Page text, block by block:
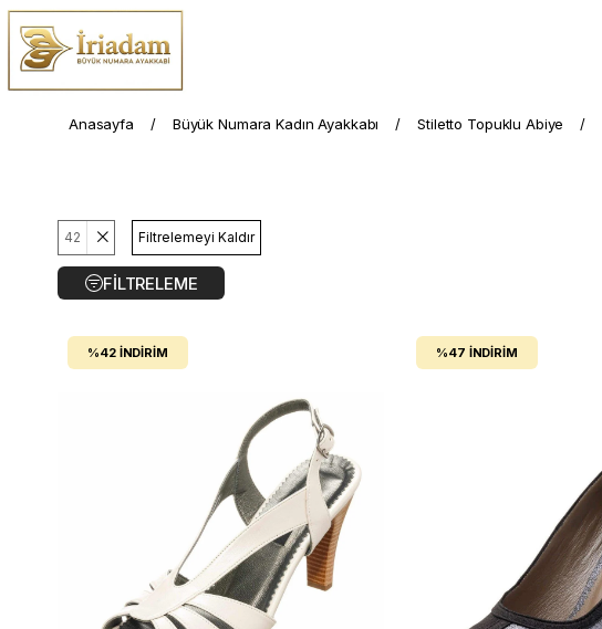
Anasayfa Büyük Numara Kadın Ayakkabı Stiletto Topuklu Abiye
42 Filtrelemeyi Kaldır
FILTRELEME
%42 İNDIRIM %47 İNDIRIM